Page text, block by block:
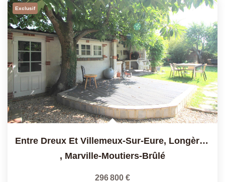
Exclusif
Entre Dreux Et Villemeux-Sur-Eure, Longère De 6 Pièces Sur U
, Marville-Moutiers-Brûlé
296 800 €